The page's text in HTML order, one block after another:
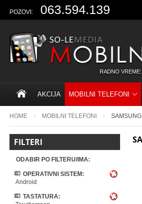
POZOVI: 063.594.139
RADNO
AKCIJA MOBILNI TELEFONI
HOME MOBILNI TELEFONI SAMSUNG
FILTERI
ODABIR PO FILTERU/IMA:
OPERATIVNI SISTEM:
Android
TASTATURA: